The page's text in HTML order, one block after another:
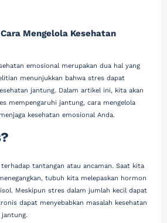
Mengelola Kesehatan
emosional merupakan dua hal yang
menunjukkan bahwa stres dapat
jantung. Dalam artikel ini, kita akan
mempengaruhi jantung, cara mengelola
kesehatan emosional Anda.
tantangan atau ancaman. Saat kita
tubuh kita melepaskan hormon
Meskipun stres dalam jumlah kecil dapat
dapat menyebabkan masalah kesehatan